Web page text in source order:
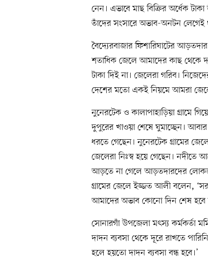
নেন। এভাবে মাছ বিক্রির অর্ধেক
তাঁদের সংসারে অভাব-অনটন লেগেই
বৈদ্যেরবাজার ফিশারিঘাটের
শতাধিক জেলে আমাদের কাছ থেকে
টাকা দিই না। জেলেরা গরিব।
দেশের মতো একই নিয়মে আমরা
নুনেরটেক ও কালাপাহাড়িয়া গ্রামে
দুপুরের খাওয়া শেষে ঘুমাচ্ছেন।
ধরতে গেছেন। নুনেরটেক গ্রামের
জেলেরা নিঃস্ব হয়ে গেছেন। নদীতে
আড়তে না গেলে আড়তদারদের
গ্রামের জেলে ইজ্জত আলী বলেন,
আমাদের অভাব কোনো দিন শেষ হবে
সোনারগাঁ উপজেলা মৎস্য কর্মকর্তা
দাদন ব্যবসা থেকে দূরে রাখতে
হলে হয়তো দাদন ব্যবসা বন্ধ হবে।’